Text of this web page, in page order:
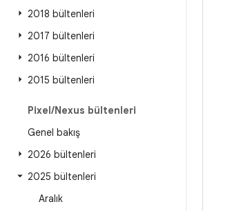
2018 bültenleri
2017 bültenleri
2016 bültenleri
2015 bültenleri
Pixel/Nexus bültenleri
Genel bakış
2026 bültenleri
2025 bültenleri
Aralık